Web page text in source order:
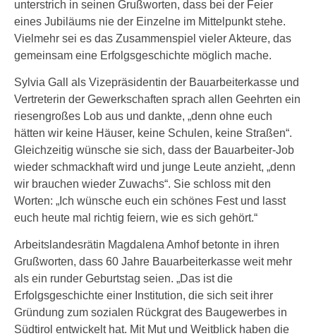
unterstrich in seinen Grußworten, dass bei der Feier
eines Jubiläums nie der Einzelne im Mittelpunkt stehe.
Vielmehr sei es das Zusammenspiel vieler Akteure, das
gemeinsam eine Erfolgsgeschichte möglich mache.
Sylvia Gall als Vizepräsidentin der Bauarbeiterkasse und
Vertreterin der Gewerkschaften sprach allen Geehrten ein
riesengroßes Lob aus und dankte, „denn ohne euch
hätten wir keine Häuser, keine Schulen, keine Straßen“.
Gleichzeitig wünsche sie sich, dass der Bauarbeiter-Job
wieder schmackhaft wird und junge Leute anzieht, „denn
wir brauchen wieder Zuwachs“. Sie schloss mit den
Worten: „Ich wünsche euch ein schönes Fest und lasst
euch heute mal richtig feiern, wie es sich gehört.“
Arbeitslandesrätin Magdalena Amhof betonte in ihren
Grußworten, dass 60 Jahre Bauarbeiterkasse weit mehr
als ein runder Geburtstag seien. „Das ist die
Erfolgsgeschichte einer Institution, die sich seit ihrer
Gründung zum sozialen Rückgrat des Baugewerbes in
Südtirol entwickelt hat. Mit Mut und Weitblick haben die